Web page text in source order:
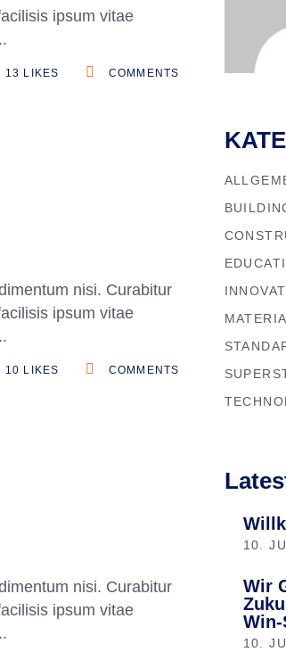
ipsum vitae
COMMENTS
13 LIKES
nisi. Curabitur
ipsum vitae
COMMENTS
10 LIKES
nisi. Curabitur
ipsum vitae
10.
Wir
10.